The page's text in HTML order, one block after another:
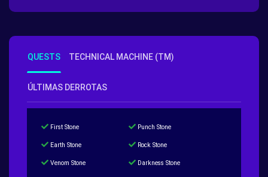
QUESTS TECHNICAL MACHINE (TM)
ÚLTIMAS DERROTAS
First Stone Punch Stone
Earth Stone Rock Stone
Venom Stone Darkness Stone